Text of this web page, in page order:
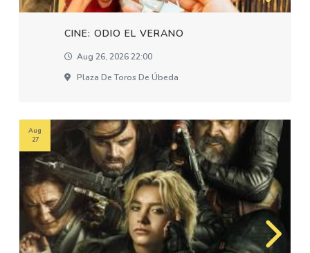
CINE: ODIO EL VERANO
Aug 26, 2026 22:00
Plaza De Toros De Úbeda
Aug
27